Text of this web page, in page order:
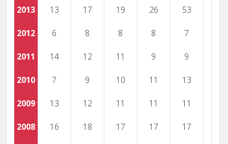
2013 13 17 19 26 53
2012 6 8 8 8 7
2011 14 12 11 9 9
2010 7 9 10 11 13
2009 13 12 11 11 11
2008 16 18 17 17 17